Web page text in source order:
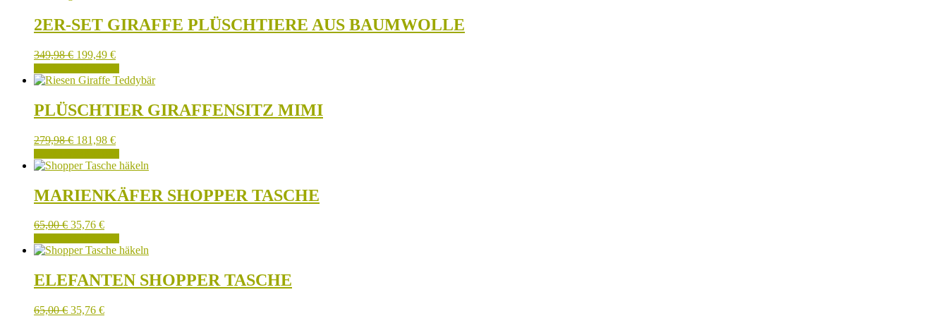
2ER-SET GIRAFFE PLÜSCHTIERE AUS BAUMWOLLE
349,98€ 199,49 €
PLÜSCHTIER GIRAFFENSITZ MIMI
279,98€ 181,98 €
MARIENKÄFER SHOPPER TASCHE
65,00€ 35,76 €
ELEFANTEN SHOPPER TASCHE
65,00€ 35,76 €